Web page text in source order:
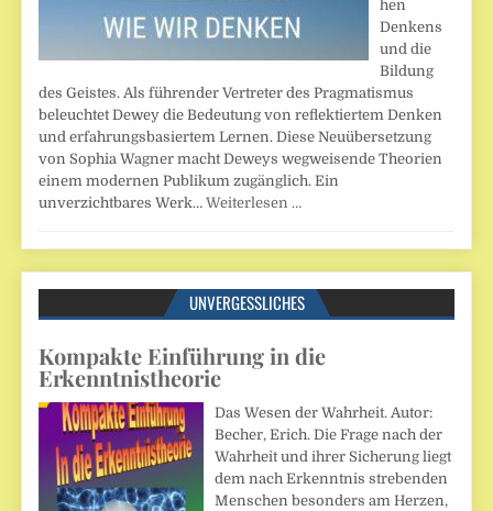
hen
Denkens
und die
Bildung
des Geistes. Als führender Vertreter des Pragmatismus
beleuchtet Dewey die Bedeutung von reflektiertem Denken
und erfahrungsbasiertem Lernen. Diese Neuübersetzung
von Sophia Wagner macht Deweys wegweisende Theorien
einem modernen Publikum zugänglich. Ein
unverzichtbares Werk…Weiterlesen …
UNVERGESSLICHES
Kompakte Einführung in die
Erkenntnistheorie
Das Wesen der Wahrheit. Autor:
Becher, Erich. Die Frage nach der
Wahrheit und ihrer Sicherung liegt
dem nach Erkenntnis strebenden
Menschen besonders am Herzen,